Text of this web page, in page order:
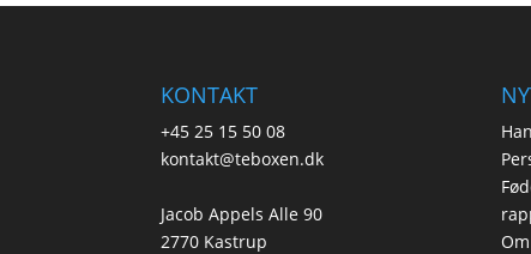
KONTAKT
+45 25 15 50 08
kontakt@teboxen.dk
Jacob Appels Alle 90
2770 Kastrup